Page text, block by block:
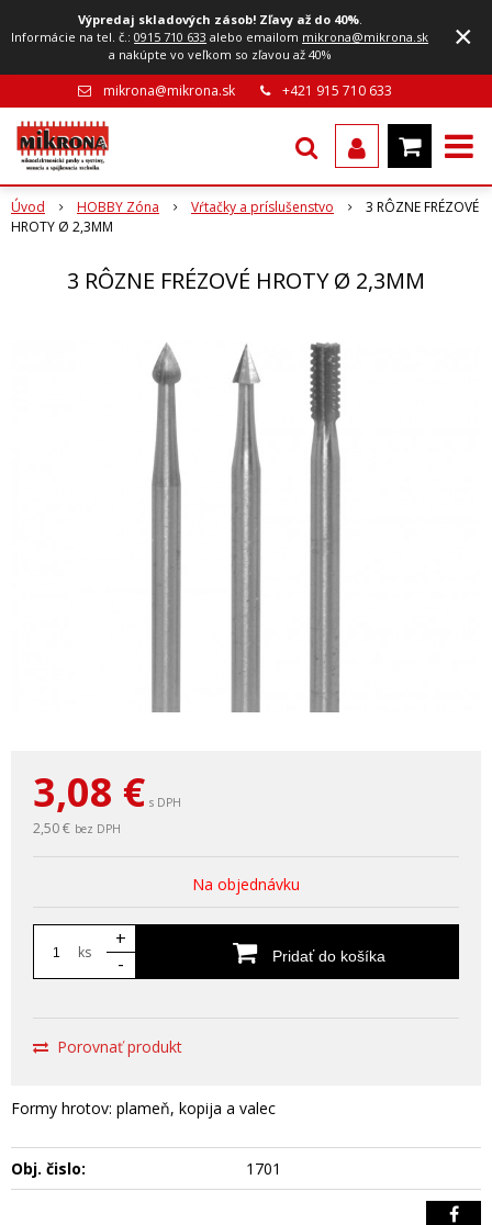
Výpredaj skladových zásob! Zľavy až do 40%.
Informácie na tel. č.:0915 710 633 alebo emailom mikrona@mikrona.sk
a nakúpte vo veľkom so zľavou až 40%
×
mikrona@mikrona.sk +421 915 710 633
Úvod HOBBY Zóna Vŕtačky a príslušenstvo
3 RÔZNE FRÉZOVÉ
HROTY Ø 2,3MM
3 RÔZNE FRÉZOVÉ HROTY Ø 2,3MM
3,08 € s DPH
2,50 € bez DPH
Na objednávku
ks
+
-
Pridať do košíka
Porovnať produkt
Formy hrotov: plameň, kopija a valec
Obj. čislo: 1701